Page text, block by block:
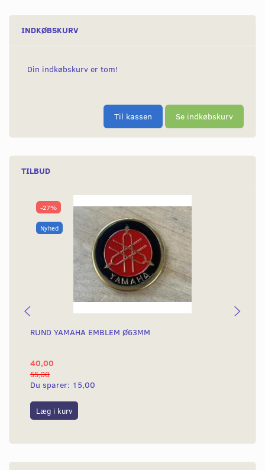
INDKØBSKURV
Din indkøbskurv er tom!
Til kassen Se indkøbskurv
TILBUD
-27%
Nyhed
RUND YAMAHA EMBLEM Ø63MM
40,00
55,00
Du sparer: 15,00
Læg i kurv